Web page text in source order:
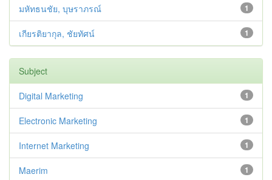
1
มหัทธนชัย, บุษราภรณ์
1
เกียรติยากุล, ชัยทัศน์
Subject
1
Digital Marketing
1
Electronic Marketing
1
Internet Marketing
1
Maerim